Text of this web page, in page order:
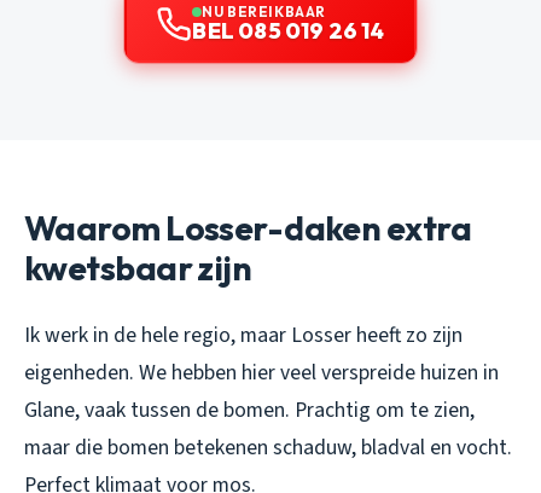
NU BEREIKBAAR
BEL 085 019 26 14
Waarom Losser-daken extra
kwetsbaar zijn
Ik werk in de hele regio, maar Losser heeft zo zijn
eigenheden. We hebben hier veel verspreide huizen in
Glane, vaak tussen de bomen. Prachtig om te zien,
maar die bomen betekenen schaduw, bladval en vocht.
Perfect klimaat voor mos.